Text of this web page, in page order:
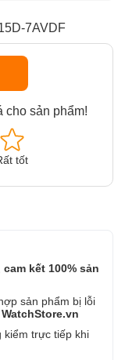
7AVDF
cho sản phẩm!
tốt
cam kết 100% sản
sản phẩm bị lỗi
WatchStore.vn
kiểm trực tiếp khi